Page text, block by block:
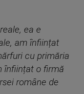
ea e
am înființat
cu primăria
înființat o firmă
române de